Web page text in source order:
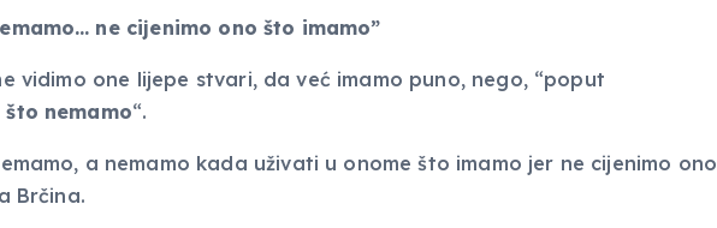
ne cijenimo ono što imamo”
vidimo one lijepe stvari, da već imamo puno, nego, “poput
nemamo“.
a nemamo kada uživati u onome što imamo jer ne cijenimo ono
Brčina.